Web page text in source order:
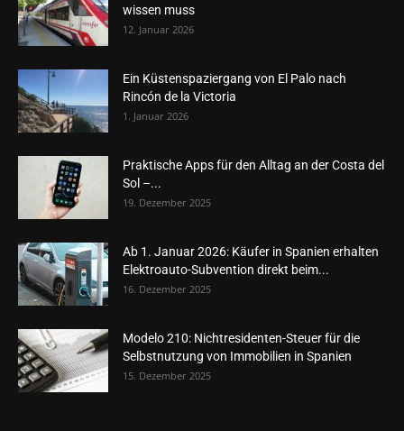
wissen muss
12. Januar 2026
Ein Küstenspaziergang von El Palo nach
Rincón de la Victoria
1. Januar 2026
Praktische Apps für den Alltag an der Costa del
Sol –...
19. Dezember 2025
Ab 1. Januar 2026: Käufer in Spanien erhalten
Elektroauto-Subvention direkt beim...
16. Dezember 2025
Modelo 210: Nichtresidenten-Steuer für die
Selbstnutzung von Immobilien in Spanien
15. Dezember 2025